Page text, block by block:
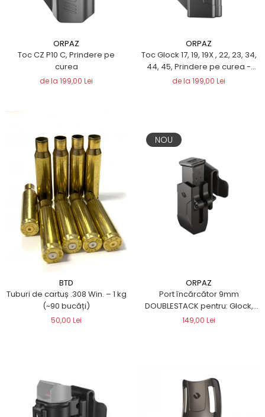
Fortele de Ordine Publica
Toc Baston Telescopic
Toc Electroșoc
Toc Sprey cu Piper
T40Pro
TOCURI IWB
Evo Active
Evo Pasive
M-Series
ORPAZ
Toc CZ P10 C, Prindere pe
curea
de la 199,00 Lei
ORPAZ
Toc Glock 17, 19, 19X , 22, 23, 34,
44, 45, Prindere pe curea -
ORPAZ
de la 199,00 Lei
BTD
Tuburi de cartuș .308 Win. – 1 kg
(~90 bucăți)
50,00 Lei
NOU
ORPAZ
Port încărcător 9mm
DOUBLESTACK pentru: Glock,
Beretta, CZ, S&W, HK, Colt, Sig
149,00 Lei